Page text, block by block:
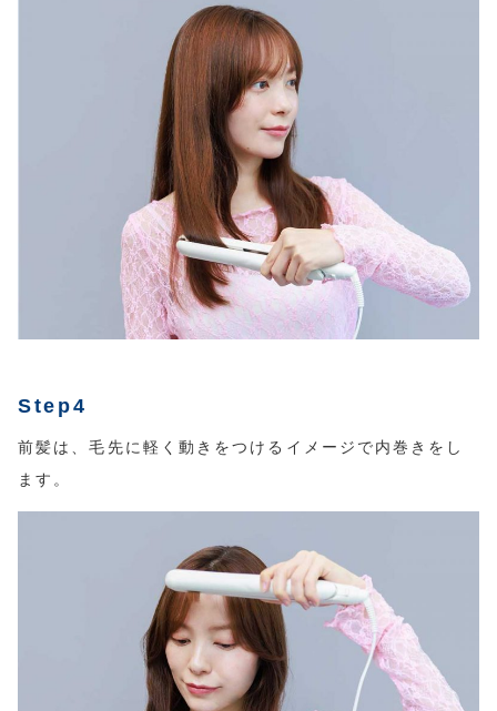
Step4
前髪は、毛先に軽く動きをつけるイメージで内巻きをし
ます。